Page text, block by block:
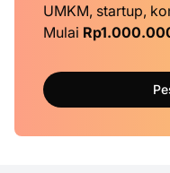
UMKM, startup,
Mulai